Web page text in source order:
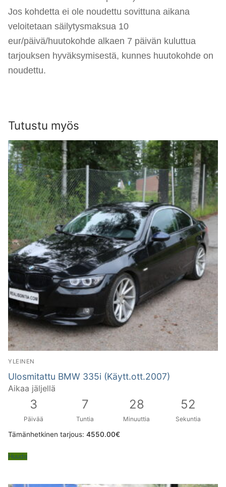
Jos kohdetta ei ole noudettu sovittuna aikana
veloitetaan säilytysmaksua 10
eur/päivä/huutokohde alkaen 7 päivän kuluttua
tarjouksen hyväksymisestä, kunnes huutokohde on
noudettu.
Tutustu myös
YLEINEN
Ulosmitattu BMW 335i (Käytt.ott.2007)
Aikaa jäljellä
3
Päivää
7
Tuntia
28
Minuuttia
51
Sekuntia
Tämänhetkinen tarjous: 4550.00€
Huuda